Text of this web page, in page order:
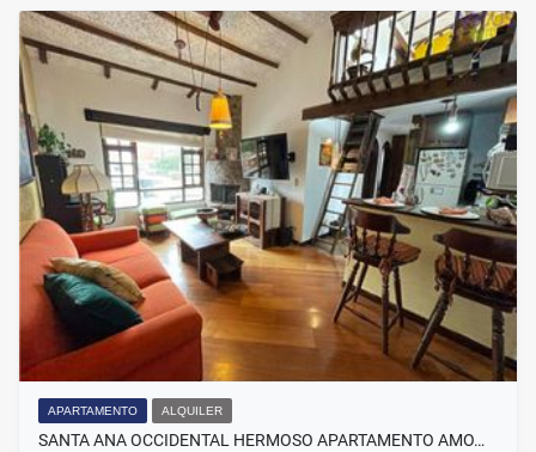
APARTAMENTO ALQUILER
SANTA ANA OCCIDENTAL HERMOSO APARTAMENTO AMO…